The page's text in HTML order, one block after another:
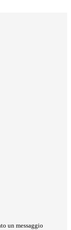
un messaggio